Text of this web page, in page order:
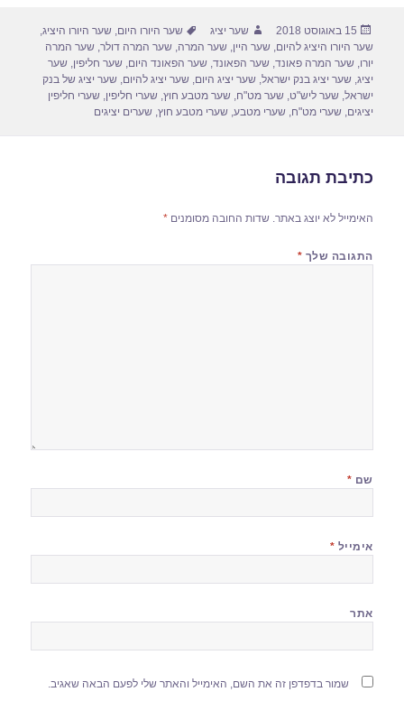
פורסם
בתאריך
15 באוגוסט 2018 מחבר
שער יציג תגיות
שער היורו היום,שער היורו היציג,
שער היורו היציג להיום,שער היין,שער המרה,שער המרה דולר,שער המרה
יורו,שער המרה פאונד,שער הפאונד,שער הפאונד היום,שער חליפין,שער
יציג,שער יציג בנק ישראל,שער יציג היום,שער יציג להיום,שער יציג של בנק
ישראל,שער ליש"ט,שער מט"ח,שער מטבע חוץ,שערי חליפין,שערי חליפין
יציגים,שערי מט"ח,שערי מטבע,שערי מטבע חוץ,שערים יציגים
כתיבת תגובה
האימייל לא יוצג באתר. שדות החובה מסומנים*
התגובה שלך *
שם *
אימייל *
אתר
שמור בדפדפן זה את השם, האימייל והאתר שלי לפעם הבאה שאגיב.